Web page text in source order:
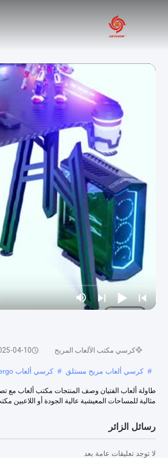
كرسي مكتب الألعاب المريح 04-10
# كرسي ألعاب مريح مستلق # كرسي ألعاب ergo
مثالية للمساحات المعيشية عالية الجودة أو اللاعبين
رسائل الزائر
لا توجد تعليقات عامة بعد